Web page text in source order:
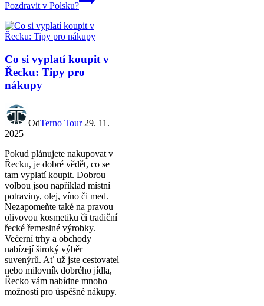
Pozdravit v Polsku?
Co si vyplatí koupit v
Řecku: Tipy pro
nákupy
OdTerno Tour 29. 11.
2025
Pokud plánujete nakupovat v
Řecku, je dobré vědět, co se
tam vyplatí koupit. Dobrou
volbou jsou například místní
potraviny, olej, víno či med.
Nezapomeňte také na pravou
olivovou kosmetiku či tradiční
řecké řemeslné výrobky.
Večerní trhy a obchody
nabízejí široký výběr
suvenýrů. Ať už jste cestovatel
nebo milovník dobrého jídla,
Řecko vám nabídne mnoho
možností pro úspěšné nákupy.